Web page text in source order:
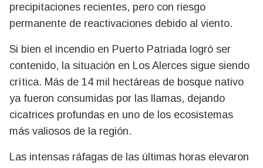
precipitaciones recientes, pero con riesgo
permanente de reactivaciones debido al viento.
Si bien el incendio en Puerto Patriada logró ser
contenido, la situación en Los Alerces sigue siendo
crítica. Más de 14 mil hectáreas de bosque nativo
ya fueron consumidas por las llamas, dejando
cicatrices profundas en uno de los ecosistemas
más valiosos de la región.
Las intensas ráfagas de las últimas horas elevaron